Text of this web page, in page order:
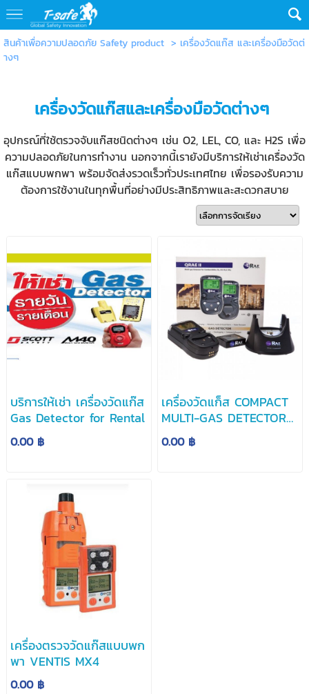
สินค้าเพื่อความปลอดภัย Safety product > เครื่องวัดแก๊ส และเครื่องมือวัดต่
างๆ
เครื่องวัดแก๊สและเครื่องมือวัดต่างๆ
อุปกรณ์ที่ใช้ตรวจจับแก๊สชนิดต่างๆ เช่น O2, LEL, CO, และ H2S เพื่อ
ความปลอดภัยในการทำงาน นอกจากนี้เรายังมีบริการให้เช่าเครื่องวัด
แก๊สแบบพกพา พร้อมจัดส่งรวดเร็วทั่วประเทศไทย เพื่อรองรับความ
ต้องการใช้งานในทุกพื้นที่อย่างมีประสิทธิภาพและสะดวกสบาย
บริการให้เช่า เครื่องวัดแก๊ส
Gas Detector for Rental
0.00 ฿
เครื่องวัดแก็ส COMPACT
MULTI-GAS DETECTOR
DETECTOR รุ่น QRAE-II
0.00 ฿
เครื่องตรวจวัดแก๊สแบบพก
พา VENTIS MX4
0.00 ฿